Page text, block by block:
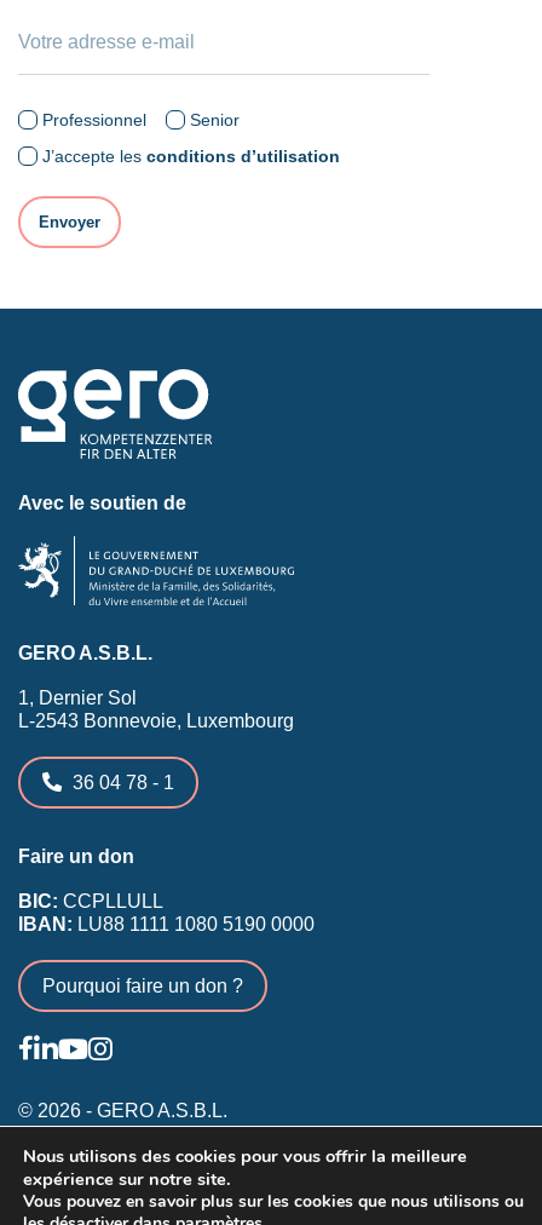
Professionnel
Senior
J’accepte les conditions d’utilisation
Avec le soutien de
GERO A.S.B.L.
1, Dernier Sol
L-2543 Bonnevoie, Luxembourg
36 04 78 - 1
Faire un don
BIC: CCPLLULL
IBAN: LU88 1111 1080 5190 0000
Pourquoi faire un don ?
© 2026 - GERO A.S.B.L.
Conditions générales
Inscription membres existants
Nous utilisons des cookies pour vous offrir la meilleure
expérience sur notre site.
Vous pouvez en savoir plus sur les cookies que nous utilisons ou